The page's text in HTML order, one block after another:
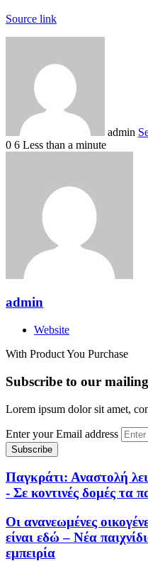
Source link
admin
0 6 Less than a minute
admin
Website
With Product You Purchase
Subscribe to our
Lorem ipsum dolor sit amet,
Enter your Email address
Παγκράτι: Αναστολή
- Σε κοντινές δομές τα
Οι ανανεωμένες
είναι εδώ – Νέα
εμπειρία